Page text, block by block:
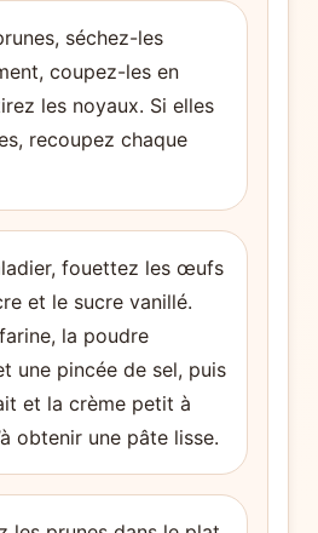
séchez-les
coupez-les en
les noyaux. Si elles
recoupez chaque
fouettez les œufs
et le sucre vanillé.
la poudre
une pincée de sel, puis
et la crème petit à
obtenir une pâte lisse.